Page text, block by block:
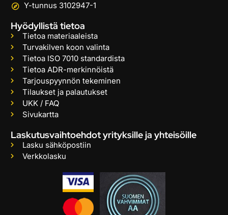
Y-tunnus 3102947-1
Hyödyllistä tietoa
Tietoa materiaaleista
Turvakilven koon valinta
Tietoa ISO 7010 standardista
Tietoa ADR-merkinnöistä
Tarjouspyynnön tekeminen
Tilaukset ja palautukset
UKK / FAQ
Sivukartta
Laskutusvaihtoehdot yrityksille ja yhteisöille
Lasku sähköpostiin
Verkkolasku